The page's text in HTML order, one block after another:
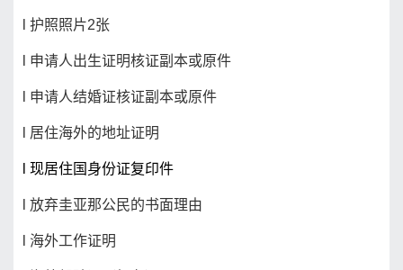
护照照片2张
申请人出生证明核证副本或原件
申请人结婚证核证副本或原件
居住海外的地址证明
现居住国身份证复印件
放弃圭亚那公民的书面理由
海外工作证明